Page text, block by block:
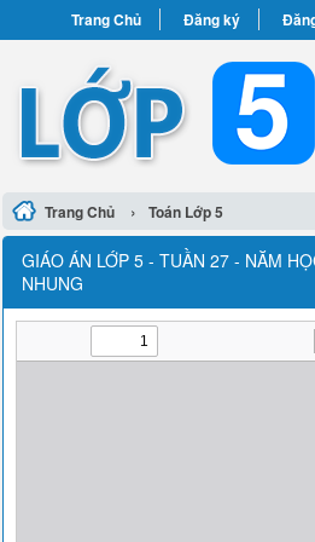
Trang Chủ Đăng ký
Trang Chủ › Toán Lớp 5
GIÁO ÁN LỚP 5 - TUẦN 27 - NĂM
NHUNG